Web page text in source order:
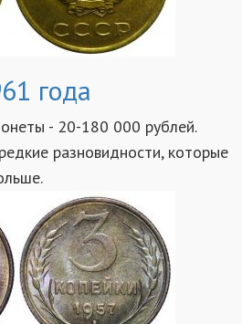
года
- 20-180 000 рублей.
разновидности, которые